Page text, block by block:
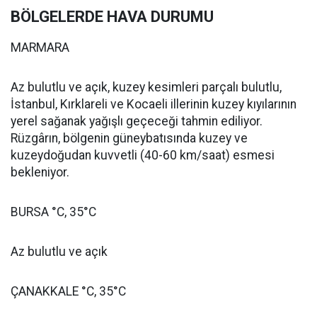
BÖLGELERDE HAVA DURUMU
MARMARA
Az bulutlu ve açık, kuzey kesimleri parçalı bulutlu,
İstanbul, Kırklareli ve Kocaeli illerinin kuzey kıyılarının
yerel sağanak yağışlı geçeceği tahmin ediliyor.
Rüzgârın, bölgenin güneybatısında kuzey ve
kuzeydoğudan kuvvetli (40-60 km/saat) esmesi
bekleniyor.
BURSA °C, 35°C
Az bulutlu ve açık
ÇANAKKALE °C, 35°C